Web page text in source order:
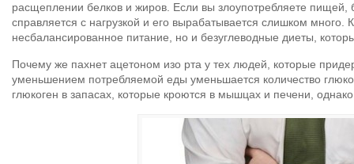
расщеплении белков и жиров. Если вы злоупотребляете пищей,
справляется с нагрузкой и его вырабатывается слишком много.
несбалансированное питание, но и безуглеводные диеты,
Почему же пахнет ацетоном изо рта у тех людей, которые
уменьшением потребляемой еды уменьшается количество
глюкоген в запасах, которые кроются в мышцах и печени,